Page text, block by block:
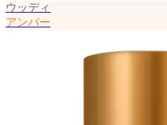
ウッディ
アンバー